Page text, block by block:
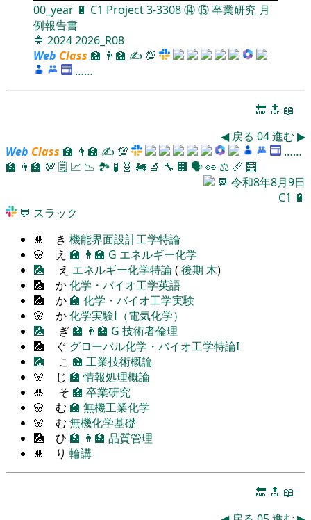
00_year 🔋 C1 Project3-3308⑭⑮卒業研究 月
例報告書
🔷 20242026_R08
Web Class 🏫 👨‍🏫 ✍ 💯
……
🔚 🔝 📖
◀ 戻る 04進む ▶
Web Class 🏫 👨‍🏫 ✍ 💯
……
🏫 👨‍🏫 💯 🗒️ 📈 📉 🏞 🧪 🧬 🚂 🔬 🔧 🏢 🗣️👀 ⚖️ 📏 🧮
📆 令和8年8月9日
C1 🔋
💬 スラック
🎍 き 機能界面設計工学特論
🌸 え 🏫 👨‍🏫 G エネルギー化学
🎑 え エネルギー化学特論( 後期 木)
🎑 か化学・バイオ工学英語
🎑 か 🏫 化学・バイオ工学実験
🌸 か化学実験Ⅰ（電気化学）
🎑 ぎ 🏫 👨‍🏫 G 技術者倫理
🎑 ぐ グローバル化学・バイオ工学特論I
🎑 こ 🏫 工業技術概論
🌸 じ 🏫 情報処理概論
🎍 そ 🏫 卒業研究
🌸 む 🏫 無機工業化学
🌸 む 無機化学基礎
🎑 ひ 🏫 👨‍🏫 品質管理
🎍 り 輪講
🔚 🔝 📖